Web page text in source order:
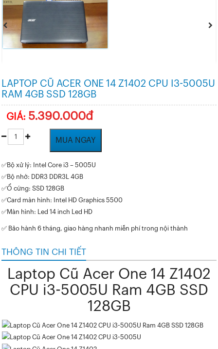
LAPTOP CŨ ACER ONE 14 Z1402 CPU I3-5005U
RAM 4GB SSD 128GB
GIÁ: 5.390.000đ
MUA NGAY
✅Bộ xử lý: Intel Core i3 – 5005U
✅Bộ nhớ: DDR3 DDR3L 4GB
✅Ổ cứng: SSD 128GB
✅Card màn hình: Intel HD Graphics 5500
✅Màn hình: Led 14 inch Led HD
✅ Bảo hành 6 tháng, giao hàng nhanh miễn phí trong nội thành
THÔNG TIN CHI TIẾT
Laptop Cũ Acer One 14 Z1402
CPU i3-5005U Ram 4GB SSD
128GB